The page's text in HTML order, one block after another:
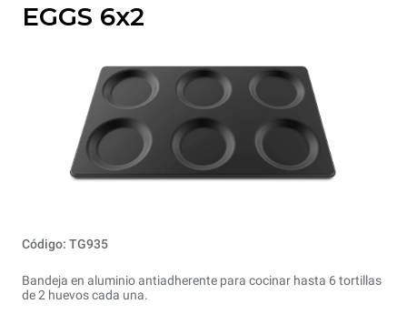
EGGS 6x2
Código: TG935
Bandeja en aluminio antiadherente para cocinar hasta 6 tortillas
de 2 huevos cada una.